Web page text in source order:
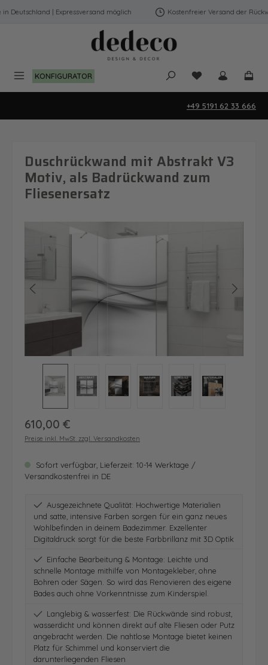
Zum Hauptinhalt springen
| Expressversand möglich Kostenfreier Versand der
KONFIGURATOR Du hast 0
+49 5191 62 33 666
Duschrückwand mit Abstrakt V3
Motiv, als Badrückwand zum
Fliesenersatz
Regulärer Preis:
610,00 €
Preise inkl. MwSt. zzgl. Versandkosten
Sofort verfügbar, Lieferzeit: 10-14 Werktage /
Versandkostenfrei in DE
Ausgezeichnete Qualität: Hochwertige Materialien
und satte, intensive Farben sorgen für ein ganz neues
Wohlbefinden in deinem Badezimmer. Exzellenter
Digitaldruck sorgt für die beste Farbbrillanz mit 3D Optik
Einfache Bearbeitung & Montage: Leichte und
schnelle Montage mithilfe von Montagekleber, ohne
Bohren oder Sägen. So wird das Renovieren des eigene
Bades auch ohne Vorkenntnisse zum Kinderspiel.
Langlebig & wasserfest: Die Rückwände sind robust,
wasserdicht und können direkt auf alte Fliesen oder Putz
angebracht werden. Die nahtlose Montage bietet keinen
Platz für Schimmel und konserviert die
darunterliegenden Fliesen